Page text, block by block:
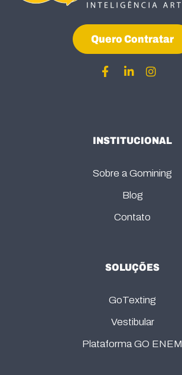
Quero Contratar
INSTITUCIONAL
Sobre a Gomining
Blog
Contato
SOLUÇÕES
GoTexting
Vestibular
Plataforma GO ENEM